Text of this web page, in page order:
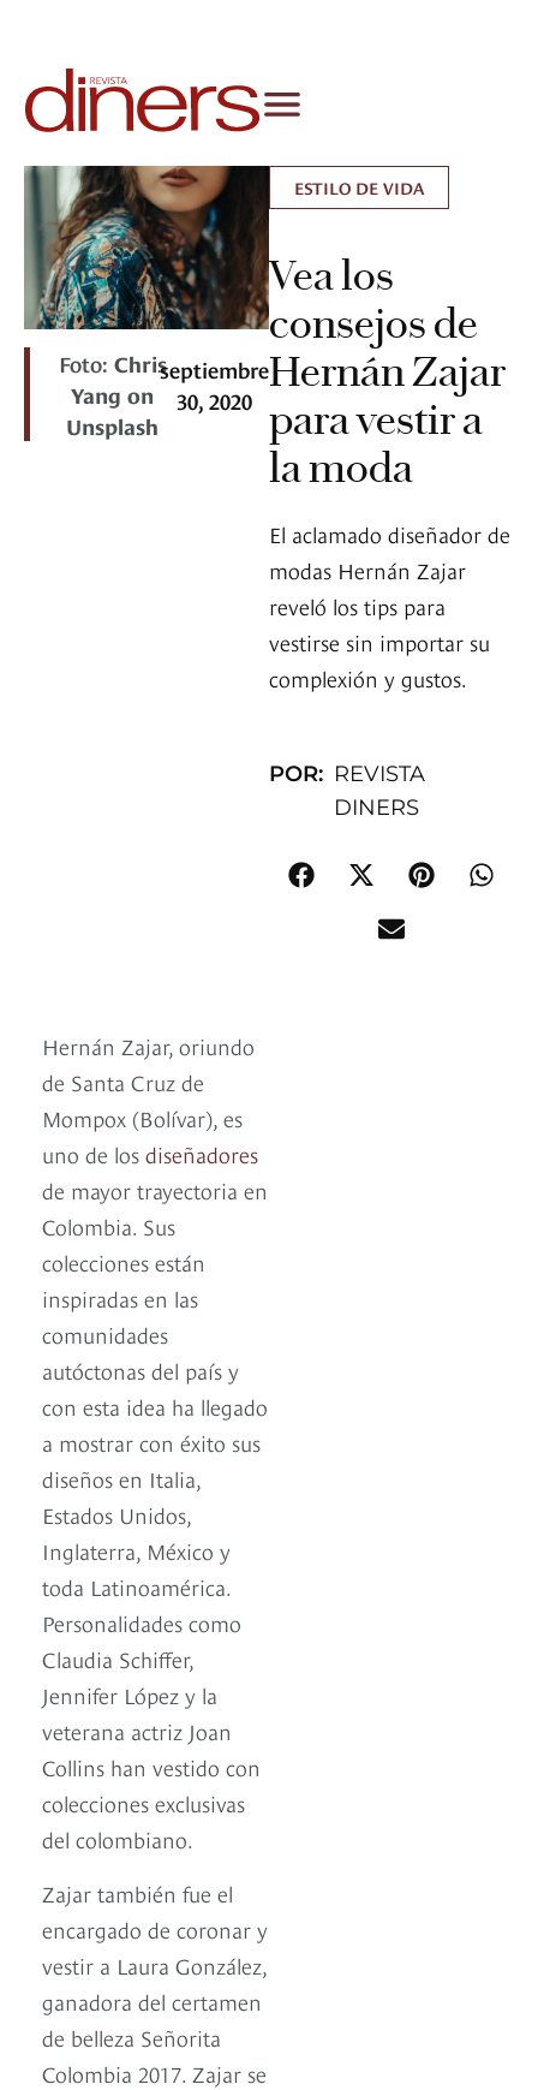
Foto: Chris
Yang on
Unsplash
septiembre
30, 2020
ESTILO DE VIDA
Vea los
consejos de
Hernán Zajar
para vestir a
la moda
El aclamado diseñador de
modas Hernán Zajar
reveló los tips para
vestirse sin importar su
complexión y gustos.
POR: REVISTA
DINERS
Hernán Zajar, oriundo
de Santa Cruz de
Mompox (Bolívar), es
uno de los diseñadores
de mayor trayectoria en
Colombia. Sus
colecciones están
inspiradas en las
comunidades
autóctonas del país y
con esta idea ha llegado
a mostrar con éxito sus
diseños en Italia,
Estados Unidos,
Inglaterra, México y
toda Latinoamérica.
Personalidades como
Claudia Schiffer,
Jennifer López y la
veterana actriz Joan
Collins han vestido con
colecciones exclusivas
del colombiano.
Zajar también fue el
encargado de coronar y
vestir a Laura González,
ganadora del certamen
de belleza Señorita
Colombia 2017. Zajar se